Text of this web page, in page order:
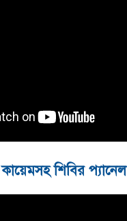
কায়েমসহ শিবির প্যানেল